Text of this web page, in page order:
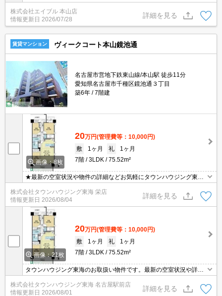
グ料金91,379円。南向きの角部屋です。人気の設備も充実。ぜひ、
お問い合わせ下さい。
株式会社エイブル 本山店
情報更新日 2026/07/28
詳細を見る
賃貸マンション ヴィークコート本山鏡池通
名古屋市営地下鉄東山線/本山駅 徒歩11分
愛知県名古屋市千種区鏡池通３丁目
築6年
7階建
画像：8枚
20万円(管理費等：10,000円)
敷
1ヶ月 礼
1ヶ月
7階
3LDK 75.52m²
★最新の空室状況や物件の詳細などお気軽にタウンハウジング東海
までお問い合わせください★
株式会社タウンハウジング東海 栄店
情報更新日 2026/08/04
詳細を見る
画像：21枚
20万円(管理費等：10,000円)
敷
1ヶ月 礼
1ヶ月
7階
3LDK 75.52m²
タウンハウジング東海のお取扱い物件です。最新の空室状況や詳細
などお気軽にお問い合わせください。
株式会社タウンハウジング東海 名古屋駅前店
情報更新日 2026/08/01
詳細を見る